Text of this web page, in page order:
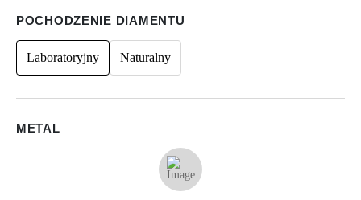
wykazują fluorescencji.
POCHODZENIE DIAMENTU
Laboratoryjny Naturalny
METAL